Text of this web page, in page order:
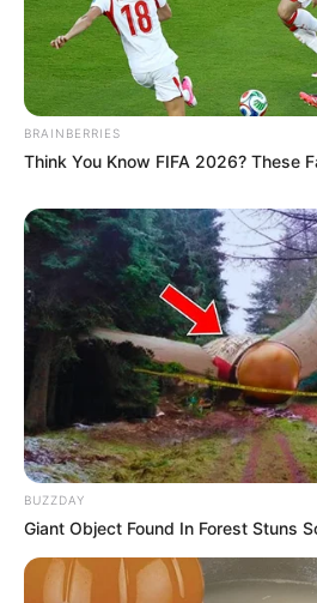
Angebote integriert. Wenn etwas
gekauft wird, ist das eine
dadurch der Preis ändert.
BRAINBERRIES
Think You Know FIFA 2026? These
BUZZDAY
Giant Object Found In Forest Stuns